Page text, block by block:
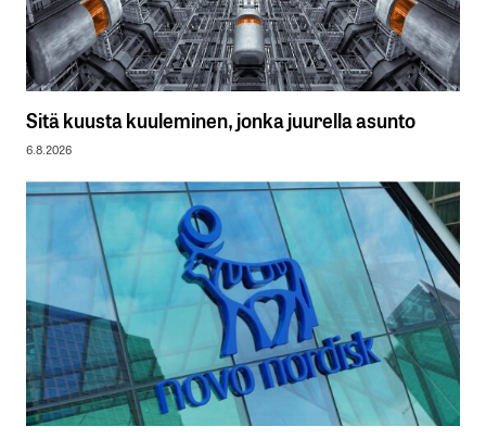
Sitä kuusta kuuleminen, jonka juurella asunto
6.8.2026